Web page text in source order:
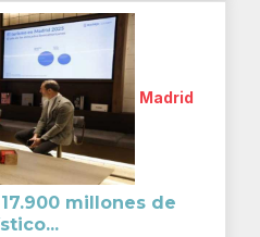
Madrid
millones de